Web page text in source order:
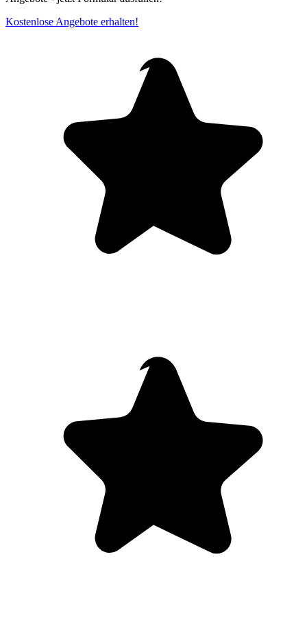
Kostenlose Angebote erhalten!